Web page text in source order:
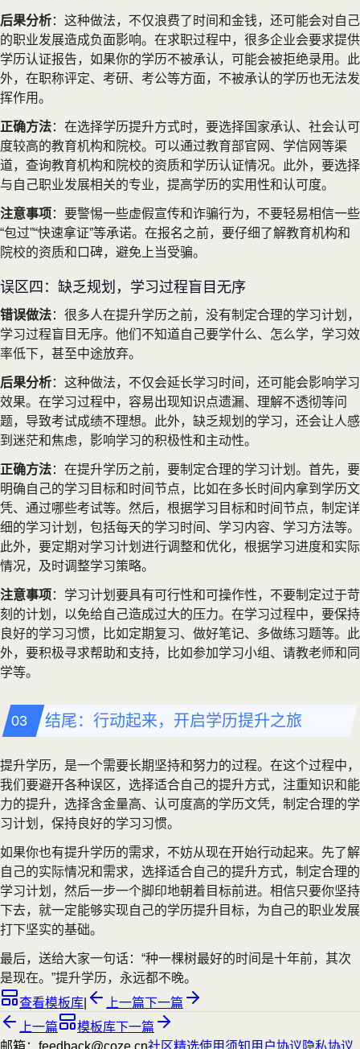
后果分析：这种做法，不仅浪费了时间和金钱，还可能会对自己
的职业发展造成负面影响。在求职过程中，很多企业会要求提供
学历认证报告，如果你的学历不被承认，可能会被拒绝录用。此
外，在职称评定、考研、考公等方面，不被承认的学历也无法发
挥作用。
正确方法：在选择学历提升方式时，要选择国家承认、社会认可
度较高的教育机构和院校。可以通过教育部官网、学信网等渠
道，查询教育机构和院校的资质和学历认证情况。此外，要选择
与自己职业发展相关的专业，提高学历的实用性和认可度。
注意事项 ：要警惕一些虚假宣传和诈骗行为，不要轻易相信一些
“包过”“快速拿证”等承诺。在报名之前，要仔细了解教育机构和
院校的资质和口碑，避免上当受骗。
误区四：缺乏规划，学习过程盲目无序
错误做法：很多人在提升学历之前，没有制定合理的学习计划，
学习过程盲目无序。他们不知道自己要学什么、怎么学，学习效
率低下，甚至中途放弃。
后果分析：这种做法，不仅会延长学习时间，还可能会影响学习
效果。在学习过程中，容易出现知识点遗漏、理解不透彻等问
题，导致考试成绩不理想。此外，缺乏规划的学习，还会让人感
到迷茫和焦虑，影响学习的积极性和主动性。
正确方法：在提升学历之前，要制定合理的学习计划。首先，要
明确自己的学习目标和时间节点，比如在多长时间内拿到学历文
凭、通过哪些考试等。然后，根据学习目标和时间节点，制定详
细的学习计划，包括每天的学习时间、学习内容、学习方法等。
此外，要定期对学习计划进行调整和优化，根据学习进度和实际
情况，及时调整学习策略。
注意事项 ：学习计划要具有可行性和可操作性，不要制定过于苛
刻的计划，以免给自己造成过大的压力。在学习过程中，要保持
良好的学习习惯，比如定期复习、做好笔记、多做练习题等。此
外，要积极寻求帮助和支持，比如参加学习小组、请教老师和同
学等。
结尾：行动起来，开启学历提升之旅
提升学历，是一个需要长期坚持和努力的过程。在这个过程中，
我们要避开各种误区，选择适合自己的提升方式，注重知识和能
力的提升，选择含金量高、认可度高的学历文凭，制定合理的学
习计划，保持良好的学习习惯。
如果你也有提升学历的需求，不妨从现在开始行动起来。先了解
自己的实际情况和需求，选择适合自己的提升方式，制定合理的
学习计划，然后一步一个脚印地朝着目标前进。相信只要你坚持
下去，就一定能够实现自己的学历提升目标，为自己的职业发展
打下坚实的基础。
最后，送给大家一句话：“种一棵树最好的时间是十年前，其次
是现在。”提升学历，永远都不晚。
查看模板库
上一篇下一篇
上一篇
模板库下一篇
邮箱：feedback@coze.cn社区精选使用须知 用户协议 隐私协议